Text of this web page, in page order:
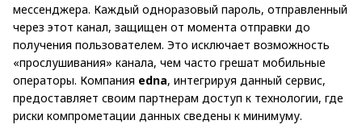
мессенджера. Каждый одноразовый пароль, отправленный
через этот канал, защищен от момента отправки до
получения пользователем. Это исключает возможность
«прослушивания» канала, чем часто грешат мобильные
операторы. Компания edna, интегрируя данный сервис,
предоставляет своим партнерам доступ к технологии, где
риски компрометации данных сведены к минимуму.